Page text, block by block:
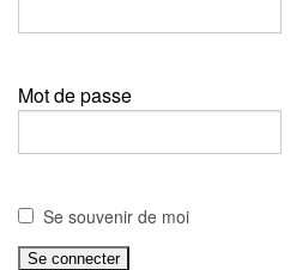
Mot de passe
Se souvenir de moi